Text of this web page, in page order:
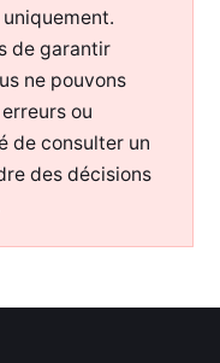
de garantir
ne pouvons
ou
de consulter un
des décisions